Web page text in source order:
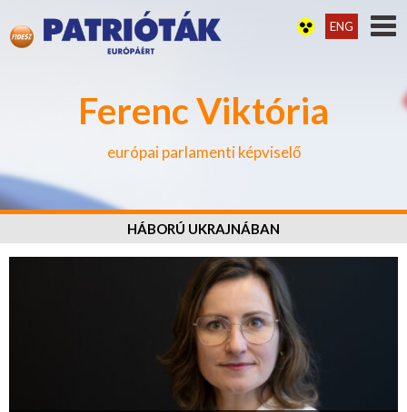
Ferenc Viktória
európai parlamenti képviselő
ENG
HÁBORÚ UKRAJNÁBAN